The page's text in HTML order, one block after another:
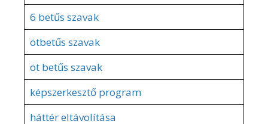
6 betűs szavak
ötbetűs szavak
öt betűs szavak
képszerkesztő program
háttér eltávolítása